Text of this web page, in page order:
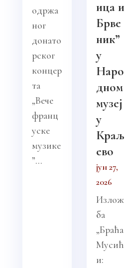
одржа
ног
донато
рског
концер
та
„Вече
франц
уске
музике
”...
ица и
Брве
ник”
у
Наро
дном
музеј
у
Краљ
ево
јун 27,
2026
Излож
ба
„Браћа
Мусић
и: